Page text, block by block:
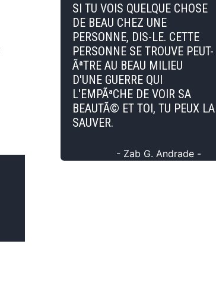
SI TU VOIS QUELQUE CHOSE
DE BEAU CHEZ UNE
PERSONNE, DIS-LE. CETTE
PERSONNE SE TROUVE PEUT-
ÃªTRE AU BEAU MILIEU
D'UNE GUERRE QUI
L'EMPÃªCHE DE VOIR SA
BEAUTÃ© ET TOI, TU PEUX LA
SAUVER.
- Zab G. Andrade -